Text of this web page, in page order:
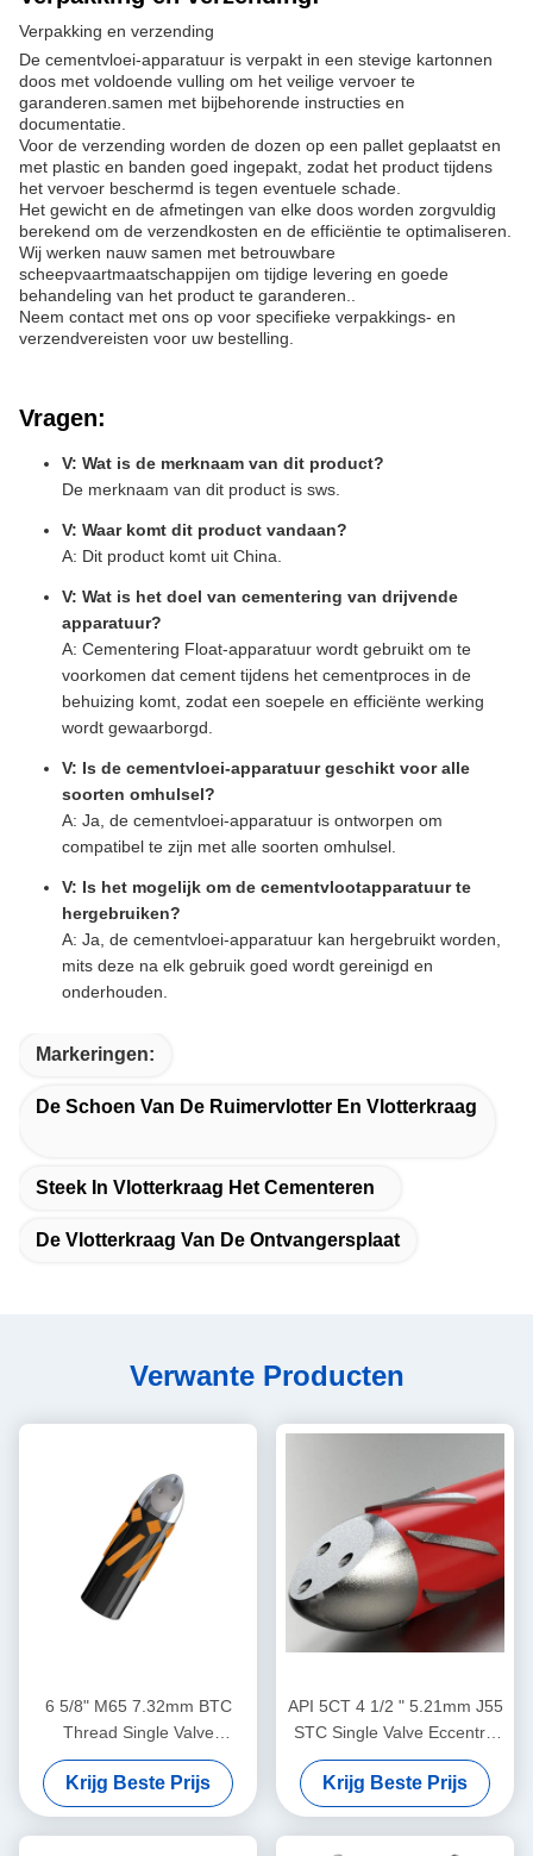
Verpakking en verzending
De cementvloei-apparatuur is verpakt in een stevige kartonnen
doos met voldoende vulling om het veilige vervoer te
garanderen.samen met bijbehorende instructies en
documentatie.
Voor de verzending worden de dozen op een pallet geplaatst en
met plastic en banden goed ingepakt, zodat het product tijdens
het vervoer beschermd is tegen eventuele schade.
Het gewicht en de afmetingen van elke doos worden zorgvuldig
berekend om de verzendkosten en de efficiëntie te optimaliseren.
Wij werken nauw samen met betrouwbare
scheepvaartmaatschappijen om tijdige levering en goede
behandeling van het product te garanderen..
Neem contact met ons op voor specifieke verpakkings- en
verzendvereisten voor uw bestelling.
Vragen:
V: Wat is de merknaam van dit product?
De merknaam van dit product is sws.
V: Waar komt dit product vandaan?
A: Dit product komt uit China.
V: Wat is het doel van cementering van drijvende
apparatuur?
A: Cementering Float-apparatuur wordt gebruikt om te
voorkomen dat cement tijdens het cementproces in de
behuizing komt, zodat een soepele en efficiënte werking
wordt gewaarborgd.
V: Is de cementvloei-apparatuur geschikt voor alle
soorten omhulsel?
A: Ja, de cementvloei-apparatuur is ontworpen om
compatibel te zijn met alle soorten omhulsel.
V: Is het mogelijk om de cementvlootapparatuur te
hergebruiken?
A: Ja, de cementvloei-apparatuur kan hergebruikt worden,
mits deze na elk gebruik goed wordt gereinigd en
onderhouden.
Markeringen:
De Schoen Van De Ruimervlotter En Vlotterkraag
Steek In Vlotterkraag Het Cementeren
De Vlotterkraag Van De Ontvangersplaat
Verwante Producten
6 5/8" M65 7.32mm BTC
Thread Single Valve
Eccentric Nose Float Shoe
Dedicated voor olieveld
cementing toepassingen
Krijg Beste Prijs
API 5CT 4 1/2 " 5.21mm J55
STC Single Valve Eccentric
Nose Aluminium Alloy Float
Shoe Ontworpen voor
gebruik in de olie-industrie
Krijg Beste Prijs